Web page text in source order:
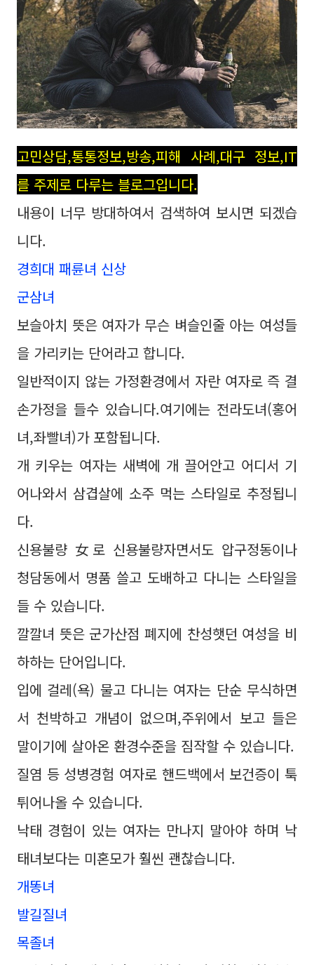
고민상담,통통정보,방송,피해 사례,대구 정보,IT
를 주제로 다루는 블로그입니다.
내용이 너무 방대하여서 검색하여 보시면 되겠습
니다.
경희대 패륜녀 신상
군삼녀
보슬아치 뜻은 여자가 무슨 벼슬인줄 아는 여성들
을 가리키는 단어라고 합니다.
일반적이지 않는 가정환경에서 자란 여자로 즉 결
손가정을 들수 있습니다.여기에는 전라도녀(홍어
녀,좌빨녀)가 포함됩니다.
개 키우는 여자는 새벽에 개 끌어안고 어디서 기
어나와서 삼겹살에 소주 먹는 스타일로 추정됩니
다.
신용불량 女로 신용불량자면서도 압구정동이나
청담동에서 명품 쓸고 도배하고 다니는 스타일을
들 수 있습니다.
깔깔녀 뜻은 군가산점 폐지에 찬성햇던 여성을 비
하하는 단어입니다.
입에 걸레(욕) 물고 다니는 여자는 단순 무식하면
서 천박하고 개념이 없으며,주위에서 보고 들은
말이기에 살아온 환경수준을 짐작할 수 있습니다.
질염 등 성병경험 여자로 핸드백에서 보건증이 툭
튀어나올 수 있습니다.
낙태 경험이 있는 여자는 만나지 말아야 하며 낙
태녀보다는 미혼모가 훨씬 괜찮습니다.
개똥녀
발길질녀
목졸녀